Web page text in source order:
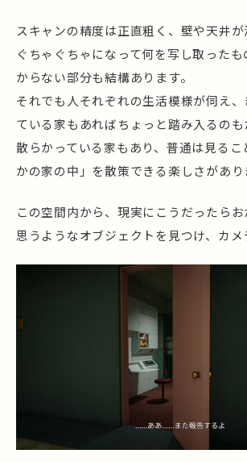
スキャンの精度は正直粗く、壁や天井が
ぐちゃぐちゃになって何を写し取った
からない部分も結構あります。
それでも人それぞれの生活模様が伺え
ている家もあればちょっと踏み入るの
散らかっている家もあり、普通は見る
かの家の中」を散策できる楽しさがあり
この空間内から、現実にこうだったら
思うようなオブジェクトを見つけ、カメ